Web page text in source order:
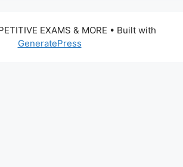
EXAMS & MORE • Built with
GeneratePress